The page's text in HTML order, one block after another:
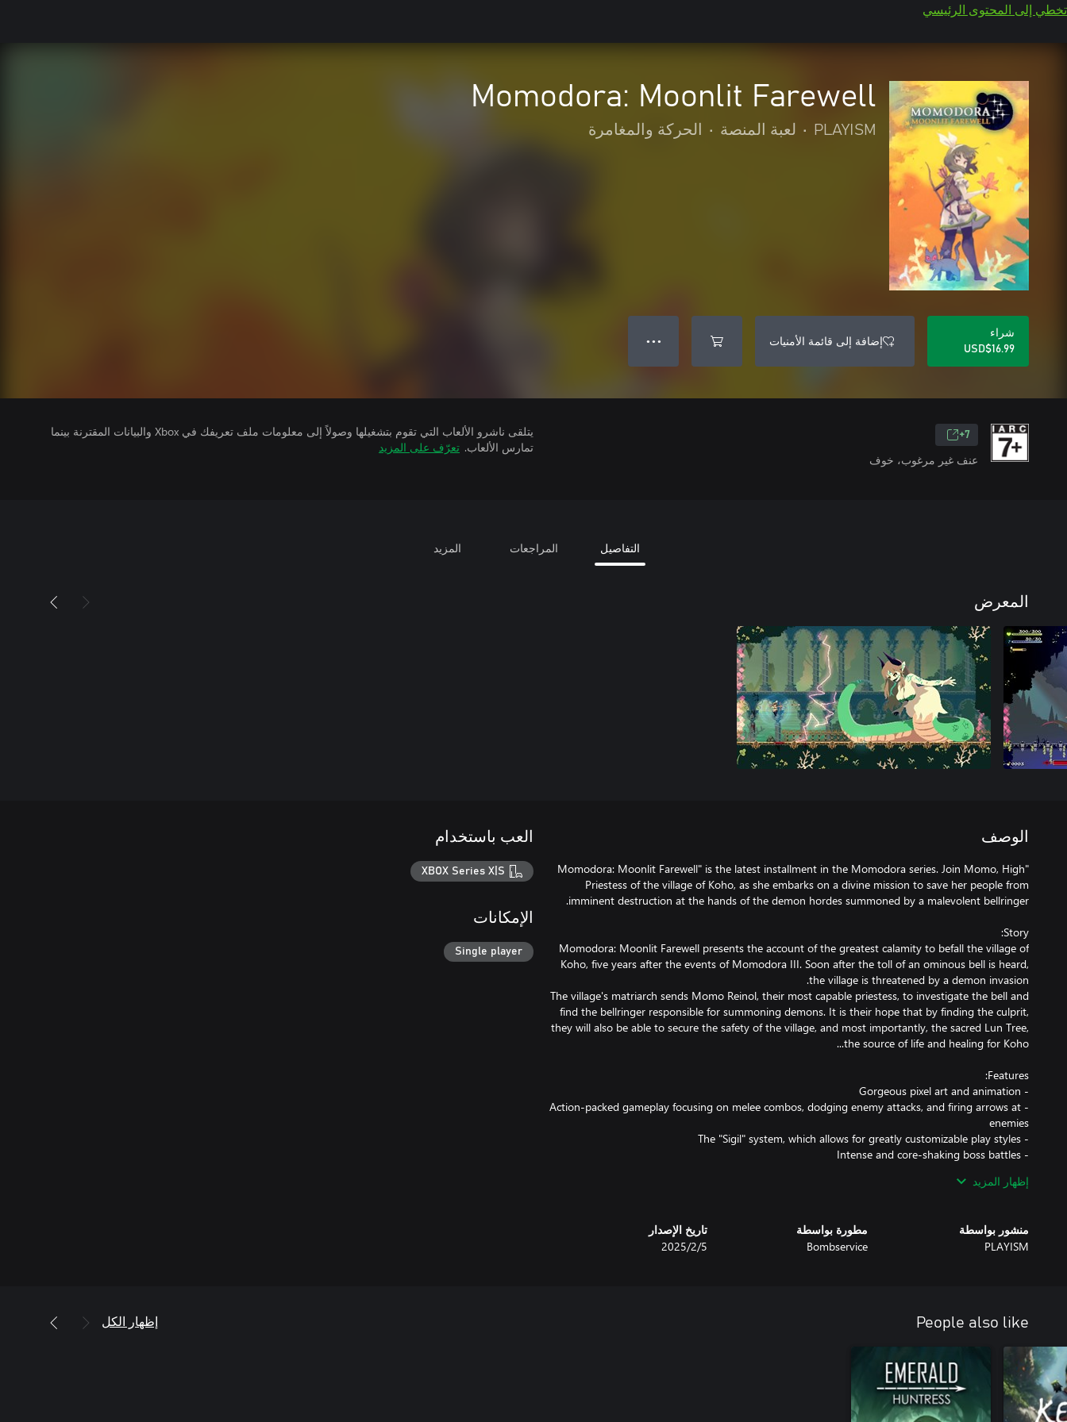
تخطي إلى المحتوى الرئيسي
Momodora: Moonlit Farewell
PLAYISM
• لعبة المنصة • الحركة والمغامرة
شراء
USD$16.99
إضافة إلى قائمة الأمنيات ● ● ●
7+
عنف غير مرغوب، خوف
يتلقى ناشرو الألعاب التي تقوم بتشغيلها وصولاً إلى معلومات ملف تعريفك في Xbox والبيانات المقترنة بينما
تمارس الألعاب. تعرّف على المزيد
التفاصيل المراجعات المزيد
المعرض
الوصف
"Momodora: Moonlit Farewell" is the latest installment in the Momodora series. Join Momo, High
Priestess of the village of Koho, as she embarks on a divine mission to save her people from
Momodora: Moonlit Farewell presents the account of the greatest calamity to befall the village of
Koho, five years after the events of Momodora III. Soon after the toll of an ominous bell is heard,
The village's matriarch sends Momo Reinol, their most capable priestess, to investigate the bell and
find the bellringer responsible for summoning demons. It is their hope that by finding the culprit,
they will also be able to secure the safety of the village, and most importantly, the sacred Lun Tree,
- Action-packed gameplay focusing on melee combos, dodging enemy attacks, and firing arrows at
- Freely adjustable difficulty levels, allowing you to relax and explore the alluring world at your own
إظهار المزيد
منشور بواسطة
PLAYISM
مطورة بواسطة
Bombservice
تاريخ الإصدار
5‏/2‏/2025
العب باستخدام
XBOX Series X|S
الإمكانات
Single player
People also like إظهار الكل